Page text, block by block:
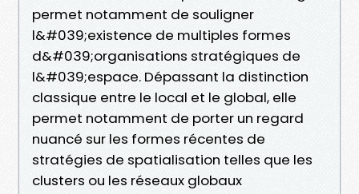
permet notamment de souligner
l&#039;existence de multiples formes
d&#039;organisations stratégiques de
l&#039;espace. Dépassant la distinction
classique entre le local et le global, elle
permet notamment de porter un regard
nuancé sur les formes récentes de
stratégies de spatialisation telles que les
clusters ou les réseaux globaux